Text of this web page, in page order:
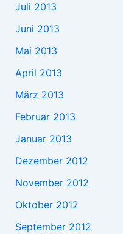
Juli 2013
Juni 2013
Mai 2013
April 2013
März 2013
Februar 2013
Januar 2013
Dezember 2012
November 2012
Oktober 2012
September 2012